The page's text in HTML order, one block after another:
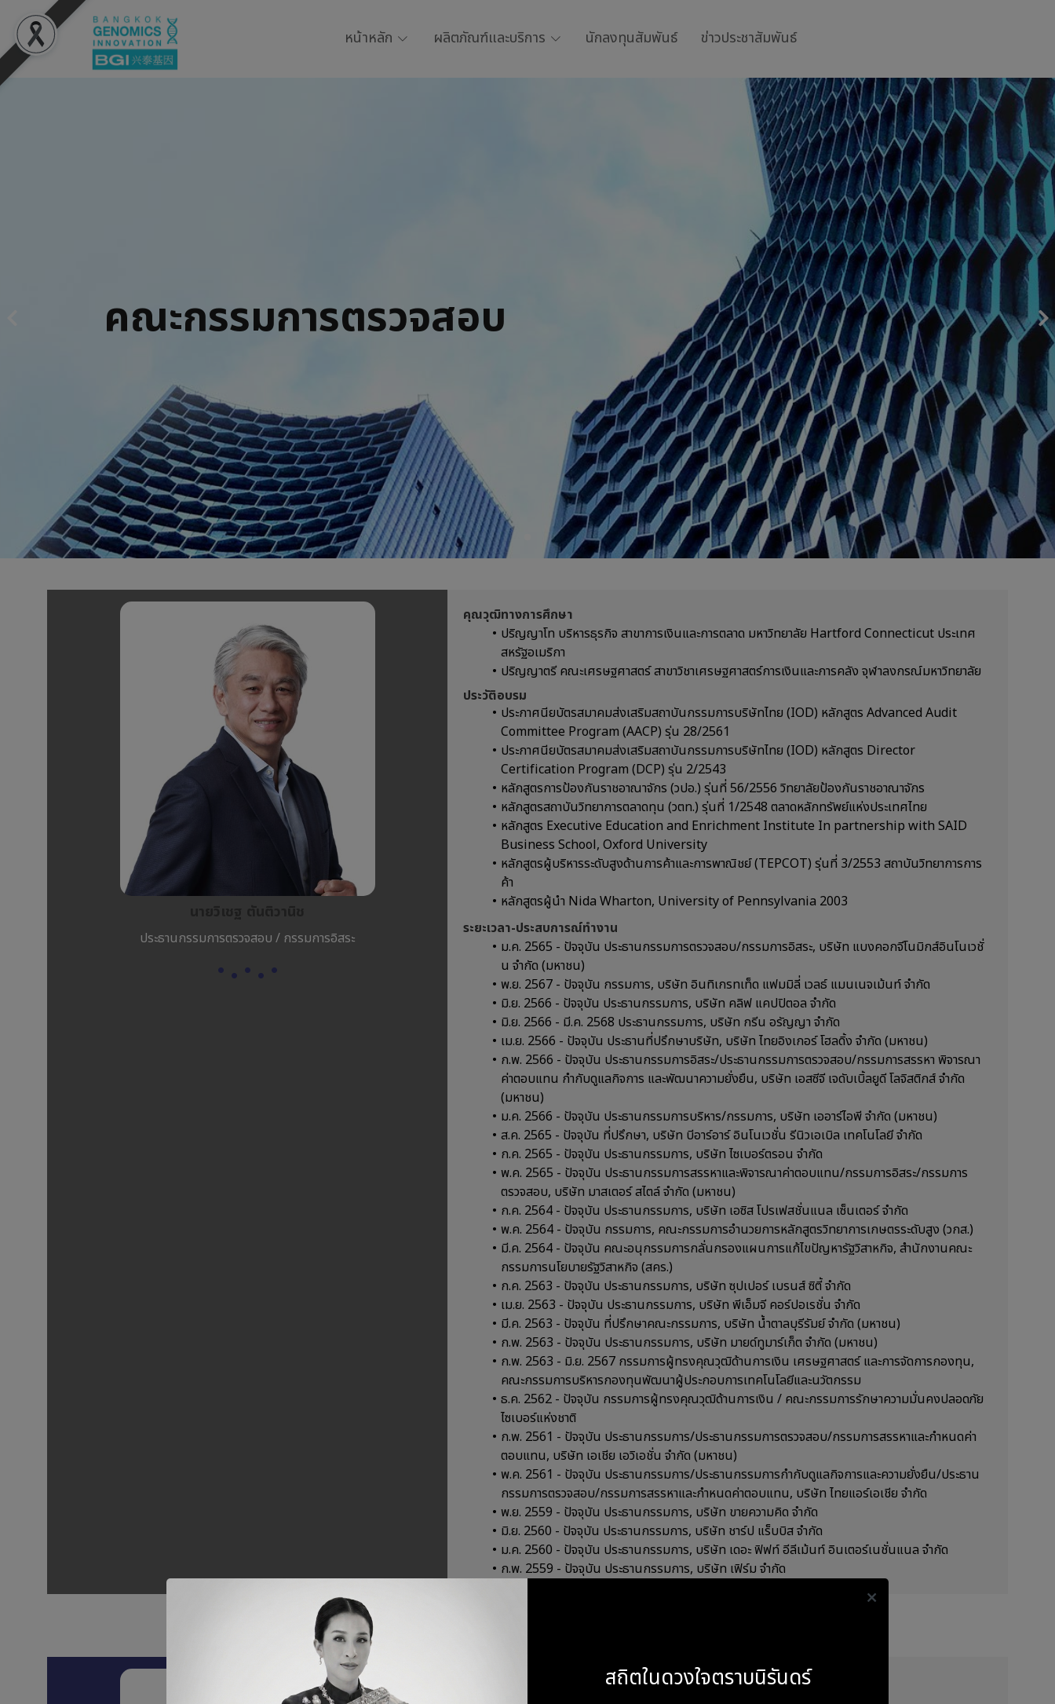
หน้าหลัก ผลิตภัณฑ์และบริการ นักลงทุนสัมพันธ์ ข่าวประชาสัมพันธ์
คณะกรรมการตรวจสอบ
ประธานกรรมการตรวจสอบ / กรรมการอิสระ
คุณวุฒิทางการศึกษา
ปริญญาโท บริหารธุรกิจ สาขาการเงินและการตลาด มหาวิทยาลัย Hartford Connecticut ประเทศ
สหรัฐอเมริกา
ปริญญาตรี คณะเศรษฐศาสตร์ สาขาวิชาเศรษฐศาสตร์การเงินและการคลัง จุฬาลงกรณ์มหาวิทยาลัย
ประวัติอบรม
ประกาศนียบัตรสมาคมส่งเสริมสถาบันกรรมการบริษัทไทย (IOD) หลักสูตร Advanced Audit
Committee Program (AACP) รุ่น 28/2561
ประกาศนียบัตรสมาคมส่งเสริมสถาบันกรรมการบริษัทไทย (IOD) หลักสูตร Director
Certification Program (DCP) รุ่น 2/2543
หลักสูตรการป้องกันราชอาณาจักร (วปอ.) รุ่นที่ 56/2556 วิทยาลัยป้องกันราชอาณาจักร
หลักสูตรสถาบันวิทยาการตลาดทุน (วตท.) รุ่นที่ 1/2548 ตลาดหลักทรัพย์แห่งประเทศไทย
หลักสูตร Executive Education and Enrichment Institute In partnership with SAID
Business School, Oxford University
หลักสูตรผู้บริหารระดับสูงด้านการค้าและการพาณิชย์ (TEPCOT) รุ่นที่ 3/2553 สถาบันวิทยาการการ
ค้า
หลักสูตรผู้นำ Nida Wharton, University of Pennsylvania 2003
ระยะเวลา-ประสบการณ์ทำงาน
ม.ค. 2565 - ปัจจุบัน ประธานกรรมการตรวจสอบ/กรรมการอิสระ, บริษัท แบงคอกจีโนมิกส์อินโนเวชั่
น จำกัด (มหาชน)
พ.ย. 2567 - ปัจจุบัน กรรมการ, บริษัท อินทิเกรทเท็ด แฟมมิลี่ เวลธ์ แมนเนจเม้นท์ จำกัด
มิ.ย. 2566 - ปัจจุบัน ประธานกรรมการ, บริษัท คลิฟ แคปปิตอล จำกัด
มิ.ย. 2566 - มี.ค. 2568 ประธานกรรมการ, บริษัท กรีน อรัญญา จำกัด
เม.ย. 2566 - ปัจจุบัน ประธานที่ปรึกษาบริษัท, บริษัท ไทยอิงเกอร์ โฮลดิ้ง จำกัด (มหาชน)
ก.พ. 2566 - ปัจจุบัน ประธานกรรมการอิสระ/ประธานกรรมการตรวจสอบ/กรรมการสรรหา พิจารณา
ค่าตอบแทน กํากับดูแลกิจการ และพัฒนาความยั่งยืน, บริษัท เอสซีจี เจดับเบิ้ลยูดี โลจิสติกส์ จำกัด
(มหาชน)
ม.ค. 2566 - ปัจจุบัน ประธานกรรมการบริหาร/กรรมการ, บริษัท เออาร์ไอพี จำกัด (มหาชน)
ส.ค. 2565 - ปัจจุบัน ที่ปรึกษา, บริษัท บีอาร์อาร์ อินโนเวชั่น รีนิวเอเบิล เทคโนโลยี จำกัด
ก.ค. 2565 - ปัจจุบัน ประธานกรรมการ, บริษัท ไซเบอร์ตรอน จำกัด
พ.ค. 2565 - ปัจจุบัน ประธานกรรมการสรรหาและพิจารณาค่าตอบแทน/กรรมการอิสระ/กรรมการ
ตรวจสอบ, บริษัท มาสเตอร์ สไตล์ จำกัด (มหาชน)
ก.ค. 2564 - ปัจจุบัน ประธานกรรมการ, บริษัท เอซิส โปรเฟสชั่นแนล เซ็นเตอร์ จำกัด
พ.ค. 2564 - ปัจจุบัน กรรมการ, คณะกรรมการอำนวยการหลักสูตรวิทยาการเกษตรระดับสูง (วกส.)
มี.ค. 2564 - ปัจจุบัน คณะอนุกรรมการกลั่นกรองแผนการแก้ไขปัญหารัฐวิสาหกิจ, สำนักงานคณะ
กรรมการนโยบายรัฐวิสาหกิจ (สคร.)
ก.ค. 2563 - ปัจจุบัน ประธานกรรมการ, บริษัท ซุปเปอร์ เบรนส์ ซิตี้ จำกัด
เม.ย. 2563 - ปัจจุบัน ประธานกรรมการ, บริษัท พีเอ็มจี คอร์ปอเรชั่น จำกัด
มี.ค. 2563 - ปัจจุบัน ที่ปรึกษาคณะกรรมการ, บริษัท น้ำตาลบุรีรัมย์ จำกัด (มหาชน)
ก.พ. 2563 - ปัจจุบัน ประธานกรรมการ, บริษัท มายด์ทูมาร์เก็ต จำกัด (มหาชน)
ก.พ. 2563 - มิ.ย. 2567 กรรมการผู้ทรงคุณวุฒิด้านการเงิน เศรษฐศาสตร์ และการจัดการกองทุน,
คณะกรรมการบริหารกองทุนพัฒนาผู้ประกอบการเทคโนโลยีและนวัตกรรม
ธ.ค. 2562 - ปัจจุบัน กรรมการผู้ทรงคุณวุฒิด้านการเงิน / คณะกรรมการรักษาความมั่นคงปลอดภัย
ไซเบอร์แห่งชาติ
ก.พ. 2561 - ปัจจุบัน ประธานกรรมการ/ประธานกรรมการตรวจสอบ/กรรมการสรรหาและกำหนดค่า
ตอบแทน, บริษัท เอเชีย เอวิเอชั่น จำกัด (มหาชน)
พ.ค. 2561 - ปัจจุบัน ประธานกรรมการ/ประธานกรรมการกำกับดูแลกิจการและความยั่งยืน/ประธาน
กรรมการตรวจสอบ/กรรมการสรรหาและกำหนดค่าตอบแทน, บริษัท ไทยแอร์เอเชีย จำกัด
พ.ย. 2559 - ปัจจุบัน ประธานกรรมการ, บริษัท ขายความคิด จำกัด
มิ.ย. 2560 - ปัจจุบัน ประธานกรรมการ, บริษัท ชาร์ป แร็บบิส จำกัด
ม.ค. 2560 - ปัจจุบัน ประธานกรรมการ, บริษัท เดอะ ฟิฟท์ อีลีเม้นท์ อินเตอร์เนชั่นแนล จำกัด
ก.พ. 2559 - ปัจจุบัน ประธานกรรมการ, บริษัท เฟิร์ม จำกัด
สถิตในดวงใจตราบนิรันดร์